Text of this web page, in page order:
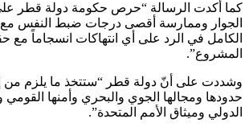
كما أكدت الرسالة “حرص حكومة دولة قطر
الجوار وممارسة أقصى درجات ضبط النفس مع
الكامل في الرد على أي انتهاكات انسجاماً مع
المشروع”.
وشددت على أنّ دولة قطر “ستتخذ ما يلزم من
حدودها ومجالها الجوي والبحري وأمنها القومي
الدولي وميثاق الأمم المتحدة”.